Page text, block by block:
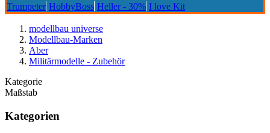
Trumpeter HobbyBoss Heller - 30% I love Kit
modellbau universe
Modellbau-Marken
Aber
Militärmodelle - Zubehör
Kategorie
Maßstab
Kategorien